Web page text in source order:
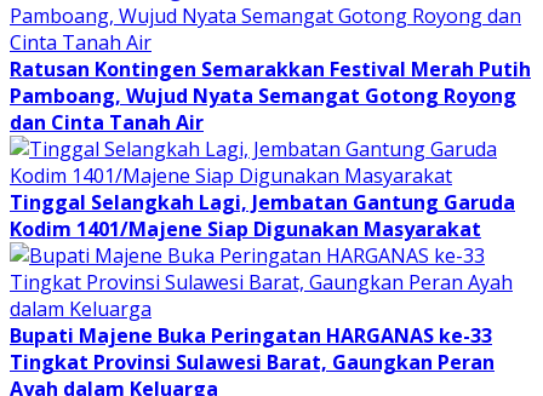
Ratusan Kontingen Semarakkan Festival Merah Putih
Pamboang, Wujud Nyata Semangat Gotong Royong
dan Cinta Tanah Air
Tinggal Selangkah Lagi, Jembatan Gantung Garuda
Kodim 1401/Majene Siap Digunakan Masyarakat
Bupati Majene Buka Peringatan HARGANAS ke-33
Tingkat Provinsi Sulawesi Barat, Gaungkan Peran
Ayah dalam Keluarga